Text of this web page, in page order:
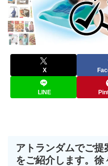
X
LINE
アトランダムでご
をご紹介します。